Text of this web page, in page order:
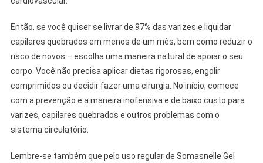
Então, se você quiser se livrar de 97% das varizes e liquidar
capilares quebrados em menos de um mês, bem como reduzir o
risco de novos – escolha uma maneira natural de apoiar o seu
corpo. Você não precisa aplicar dietas rigorosas, engolir
comprimidos ou decidir fazer uma cirurgia. No início, comece
com a prevenção e a maneira inofensiva e de baixo custo para
varizes, capilares quebrados e outros problemas com o
sistema circulatório.
Lembre-se também que pelo uso regular de Somasnelle Gel